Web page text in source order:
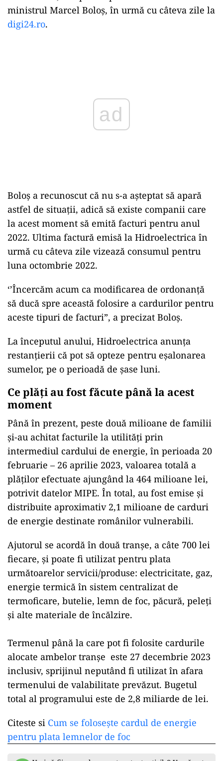
ministrul Marcel Boloș, în urmă cu câteva zile la
digi24.ro.
Boloș a recunoscut că nu s-a așteptat să apară
astfel de situații, adică să existe companii care
la acest moment să emită facturi pentru anul
2022. Ultima factură emisă la Hidroelectrica în
urmă cu câteva zile vizează consumul pentru
luna octombrie 2022.
‘’Încercăm acum ca modificarea de ordonanță
să ducă spre această folosire a cardurilor pentru
aceste tipuri de facturi”, a precizat Boloş.
La începutul anului, Hidroelectrica anunţa
restanțierii că pot să opteze pentru eșalonarea
sumelor, pe o perioadă de șase luni.
Ce plăți au fost făcute până la acest
moment
Până în prezent, peste două milioane de familii
şi-au achitat facturile la utilităţi prin
intermediul cardului de energie, în perioada 20
februarie – 26 aprilie 2023, valoarea totală a
plăţilor efectuate ajungând la 464 milioane lei,
potrivit datelor MIPE. În total, au fost emise şi
distribuite aproximativ 2,1 milioane de carduri
de energie destinate românilor vulnerabili.
Ajutorul se acordă în două tranşe, a câte 700 lei
fiecare, şi poate fi utilizat pentru plata
următoarelor servicii/produse: electricitate, gaz,
energie termică în sistem centralizat de
termoficare, butelie, lemn de foc, păcură, peleţi
şi alte materiale de încălzire.
Termenul până la care pot fi folosite cardurile
alocate ambelor tranşe este 27 decembrie 2023
inclusiv, sprijinul neputând fi utilizat în afara
termenului de valabilitate prevăzut. Bugetul
total al programului este de 2,8 miliarde de lei.
Citeste si Cum se folosește cardul de energie
pentru plata lemnelor de foc